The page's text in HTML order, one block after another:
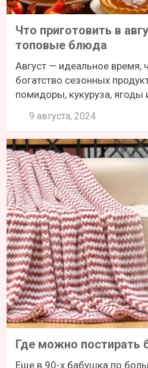
Что приготовить в
топовые блюда
Август — идеальное время,
богатство сезонных
помидоры, кукуруза, ягоды
9 августа, 2024
Где можно постирать
Еще в 90-х бабушка по